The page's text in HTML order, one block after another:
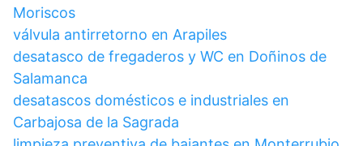
Moriscos
válvula antirretorno en Arapiles
desatasco de fregaderos y WC en Doñinos de
Salamanca
desatascos domésticos e industriales en
Carbajosa de la Sagrada